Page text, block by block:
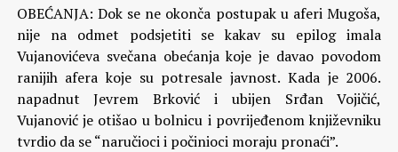
OBEĆANJA: Dok se ne okonča postupak u aferi Mugoša,
nije na odmet podsjetiti se kakav su epilog imala
Vujanovićeva svečana obećanja koje je davao povodom
ranijih afera koje su potresale javnost. Kada je 2006.
napadnut Jevrem Brković i ubijen Srđan Vojičić,
Vujanović je otišao u bolnicu i povrijeđenom književniku
tvrdio da se “naručioci i počinioci moraju pronaći”.